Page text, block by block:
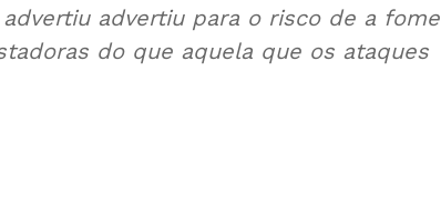
advertiu para o risco de a fome
do que aquela que os ataques